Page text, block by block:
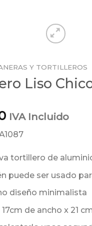
Y TORTILLEROS
Liso
IVA Incluido
tortillero de
puede ser usado
diseño minimalista
de ancho x 21